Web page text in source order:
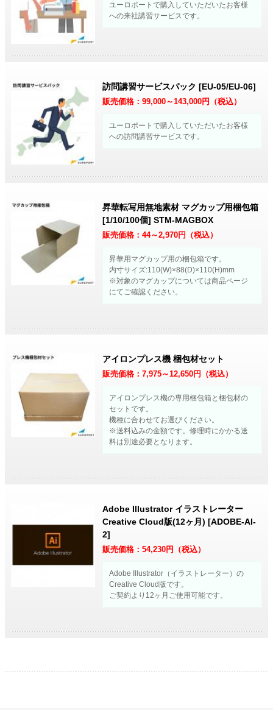
ユーロポートで購入していただいたお客様
への来社講習サービスです。
訪問講習サービスパック [EU-05/EU-06]
販売価格：99,000～143,000円（税込）
ユーロポートで購入していただいたお客様
への訪問講習サービスです。
昇華転写用無地素材 マグカップ用梱包箱
[1/10/100個] STM-MAGBOX
販売価格：44～2,970円（税込）
昇華用マグカップ用の梱包箱です。
内寸サイズ:110(W)×88(D)×110(H)mm
※対象のマグカップについては商品ページ
にてご確認ください。
アイロンプレス機 梱包材セット
販売価格：7,975～12,650円（税込）
アイロンプレス機の専用梱包箱と梱包材の
セットです。
機種に合わせてお選びください。
※送料込みの金額です。修理時にかかる送
料は別途必要となります。
Adobe Illustrator イラストレーター
Creative Cloud版(12ヶ月) [ADOBE-AI-
2]
販売価格：54,230円（税込）
Adobe Illustrator（イラストレーター）の
Creative Cloud版です。
ご契約より12ヶ月ご使用可能です。